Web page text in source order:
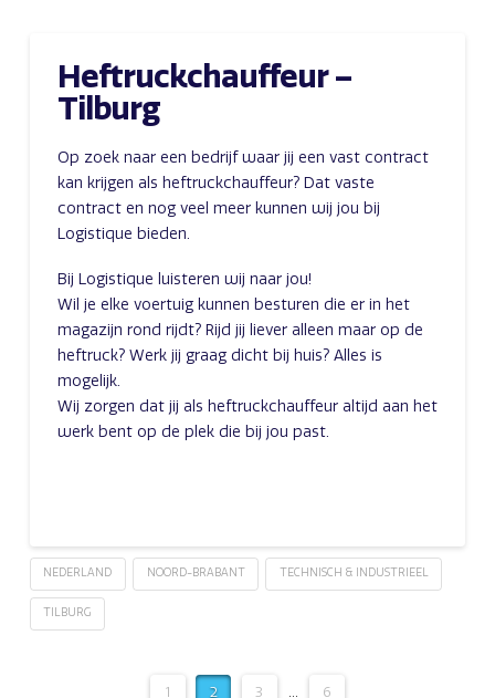
Heftruckchauffeur –
Tilburg
Op zoek naar een bedrijf waar jij een vast contract
kan krijgen als heftruckchauffeur? Dat vaste
contract en nog veel meer kunnen wij jou bij
Logistique bieden.
Bij Logistique luisteren wij naar jou!
Wil je elke voertuig kunnen besturen die er in het
magazijn rond rijdt? Rijd jij liever alleen maar op de
heftruck? Werk jij graag dicht bij huis? Alles is
mogelijk.
Wij zorgen dat jij als heftruckchauffeur altijd aan het
werk bent op de plek die bij jou past.
NEDERLAND NOORD-BRABANT TECHNISCH & INDUSTRIEEL
TILBURG
1 2 3 6